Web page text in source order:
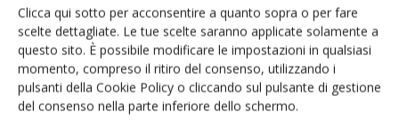
Clicca qui sotto per acconsentire a quanto sopra o per fare
scelte dettagliate. Le tue scelte saranno applicate solamente a
questo sito. È possibile modificare le impostazioni in qualsiasi
momento, compreso il ritiro del consenso, utilizzando i
pulsanti della Cookie Policy o cliccando sul pulsante di gestione
del consenso nella parte inferiore dello schermo.